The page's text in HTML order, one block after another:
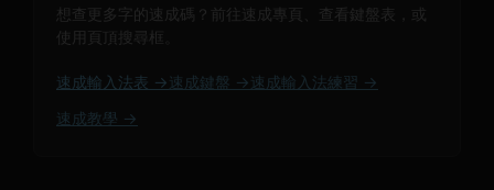
想查更多字的速成碼？前往速成專頁、查看鍵盤表，或
使用頁頂搜尋框。
速成輸入法表 → 速成鍵盤 → 速成輸入法練習 →
速成教學 →